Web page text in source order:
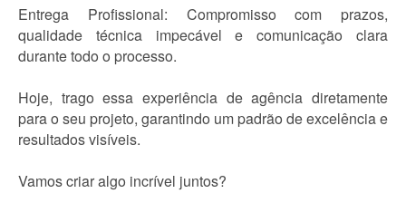
Entrega Profissional: Compromisso com prazos,
qualidade técnica impecável e comunicação clara
durante todo o processo.
Hoje, trago essa experiência de agência diretamente
para o seu projeto, garantindo um padrão de excelência e
resultados visíveis.
Vamos criar algo incrível juntos?